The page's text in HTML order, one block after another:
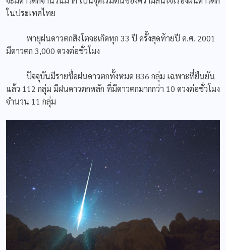
ในประเทศไทย
พายุฝนดาวตกสิงโตจะเกิดทุก 33 ปี ครั้งสุดท้ายปี ค.ศ. 2001
มีดาวตก 3,000 ดวงต่อชั่วโมง
ปัจจุบันมีรายชื่อฝนดาวตกทั้งหมด 836 กลุ่ม เฉพาะที่ยืนยัน
แล้ว 112 กลุ่ม มีฝนดาวตกหลัก ที่มีดาวตกมากกว่า 10 ดวงต่อชั่วโมง
จำนวน 11 กลุ่ม